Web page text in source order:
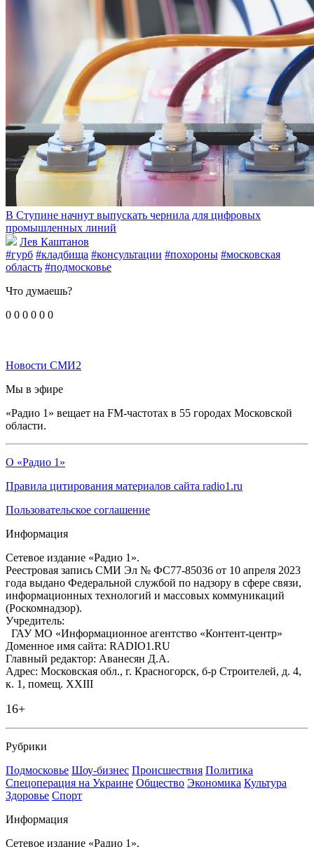
В Ступине начнут выпускать чернила для цифровых
промышленных линий
Лев Каштанов
#гурб #кладбища #консультации #похороны #московская
область #подмосковье
Что думаешь?
0 0 0 0 0 0
Новости СМИ2
Мы в эфире
«Радио 1» вещает на FM-частотах в 55 городах Московской
области.
О «Радио 1»
Правила цитирования материалов сайта radio1.ru
Пользовательское соглашение
Информация
Сетевое издание «Радио 1».
Реестровая запись СМИ Эл № ФС77-85036 от 10 апреля 2023
года выдано Федеральной службой по надзору в сфере связи,
информационных технологий и массовых коммуникаций
(Роскомнадзор).
Учредитель:
ГАУ МО «Информационное агентство «Контент-центр»
Доменное имя сайта: RADIO1.RU
Главный редактор: Аванесян Д.А.
Адрес: Московская обл., г. Красногорск, б-р Строителей, д. 4,
к. 1, помещ. XXIII
16+
Рубрики
Подмосковье Шоу-бизнес Происшествия Политика
Спецоперация на Украине Общество Экономика Культура
Здоровье Спорт
Информация
Сетевое издание «Радио 1».